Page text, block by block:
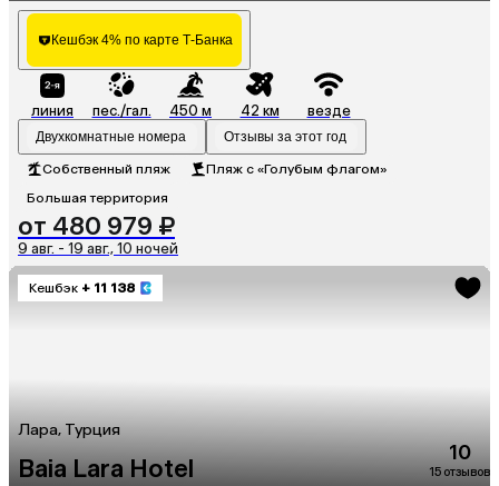
Кешбэк 4% по карте Т-Банка
линия пес./гал. 450 м 42 км везде
Двухкомнатные номера Отзывы за этот год
Собственный пляж
Пляж с «Голубым флагом»
Большая территория
от 480 979 ₽
9 авг. - 19 авг., 10 ночей
Кешбэк + 11 138
Лара, Турция
Baia Lara Hotel
10
15 отзывов